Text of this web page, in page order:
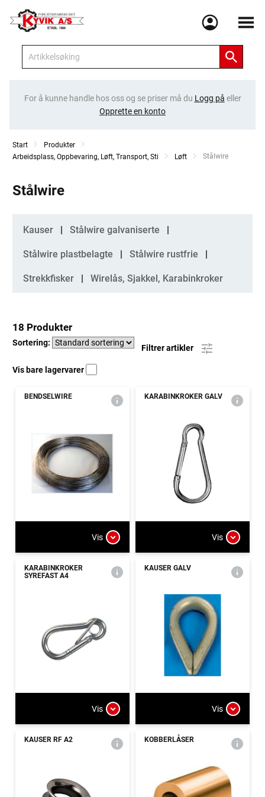
Meny
For å kunne handle hos oss og se priser må du Logg på eller
Opprette en konto
Start
Produkter
Arbeidsplass, Oppbevaring, Løft, Transport, Sti
Løft Current:
Stålwire
Stålwire
Kategorier
Kauser Stålwire galvaniserte
Stålwire plastbelagte Stålwire rustfrie
Strekkfisker Wirelås, Sjakkel, Karabinkroker
18 Produkter
Sortering:
Filtrer artikler
Vis bare lagervarer
BENDSELWIRE
Vis
KARABINKROKER GALV
Vis
KARABINKROKER
SYREFAST A4
Vis
KAUSER GALV
Vis
KAUSER RF A2 KOBBERLÅSER